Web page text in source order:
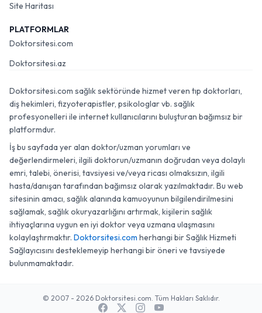
Site Haritası
PLATFORMLAR
Doktorsitesi.com
Doktorsitesi.az
Doktorsitesi.com sağlık sektöründe hizmet veren tıp doktorları,
diş hekimleri, fizyoterapistler, psikologlar vb. sağlık
profesyonelleri ile internet kullanıcılarını buluşturan bağımsız bir
platformdur.
İş bu sayfada yer alan doktor/uzman yorumları ve
değerlendirmeleri, ilgili doktorun/uzmanın doğrudan veya dolaylı
emri, talebi, önerisi, tavsiyesi ve/veya ricası olmaksızın, ilgili
hasta/danışan tarafından bağımsız olarak yazılmaktadır. Bu web
sitesinin amacı, sağlık alanında kamuoyunun bilgilendirilmesini
sağlamak, sağlık okuryazarlığını artırmak, kişilerin sağlık
ihtiyaçlarına uygun en iyi doktor veya uzmana ulaşmasını
kolaylaştırmaktır. Doktorsitesi.com herhangi bir Sağlık Hizmeti
Sağlayıcısını desteklemeyip herhangi bir öneri ve tavsiyede
bulunmamaktadır.
© 2007 - 2026 Doktorsitesi.com. Tüm Hakları Saklıdır.